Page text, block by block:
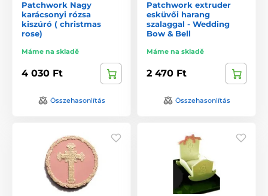
Patchwork Nagy
karácsonyi rózsa
kiszúró ( christmas
rose)
Máme na skladě
4 030 Ft
Összehasonlítás
Patchwork extruder
esküvői harang
szalaggal - Wedding
Bow & Bell
Máme na skladě
2 470 Ft
Összehasonlítás